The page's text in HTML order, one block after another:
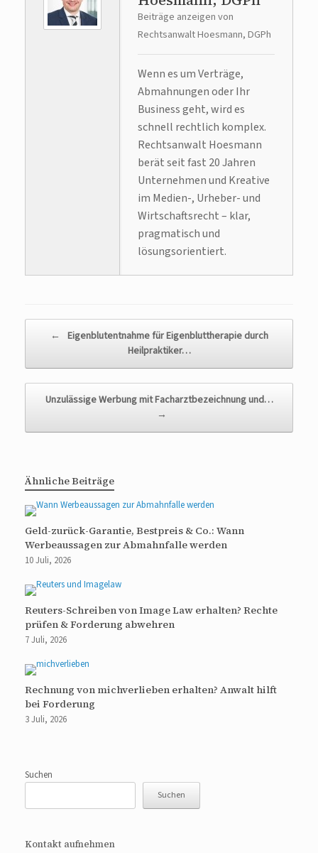
Beiträge anzeigen von
Rechtsanwalt Hoesmann, DGPh
Wenn es um Verträge,
Abmahnungen oder Ihr
Business geht, wird es
schnell rechtlich komplex.
Rechtsanwalt Hoesmann
berät seit fast 20 Jahren
Unternehmen und Kreative
im Medien-, Urheber- und
Wirtschaftsrecht – klar,
pragmatisch und
lösungsorientiert.
← Eigenblutentnahme für Eigenbluttherapie durch
Heilpraktiker…
Unzulässige Werbung mit Facharztbezeichnung und…
→
Ähnliche Beiträge
Geld-zurück-Garantie, Bestpreis & Co.: Wann
Werbeaussagen zur Abmahnfalle werden
10 Juli, 2026
Reuters-Schreiben von Image Law erhalten? Rechte
prüfen & Forderung abwehren
7 Juli, 2026
Rechnung von michverlieben erhalten? Anwalt hilft
bei Forderung
3 Juli, 2026
Suchen
Suchen
Kontakt aufnehmen